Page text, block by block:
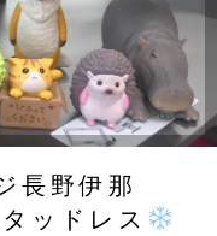
長野伊那
ッドレス